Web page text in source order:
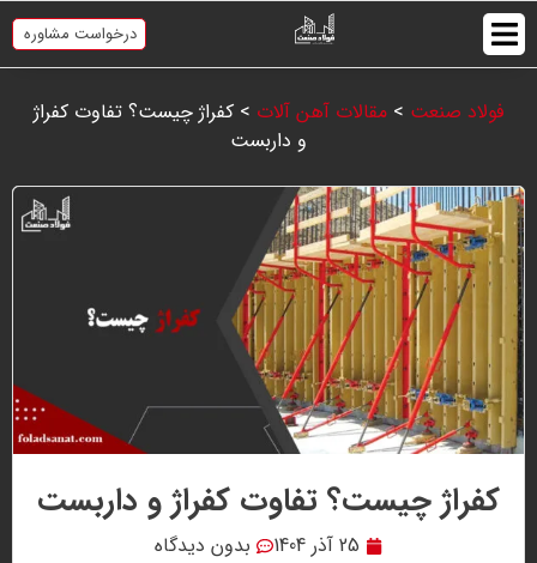
درخواست مشاوره
فولاد صنعت > مقالات آهن آلات > کفراژ چیست؟ تفاوت کفراژ
و داربست
کفراژ چیست؟ تفاوت کفراژ و داربست
25 آذر 1404 بدون دیدگاه